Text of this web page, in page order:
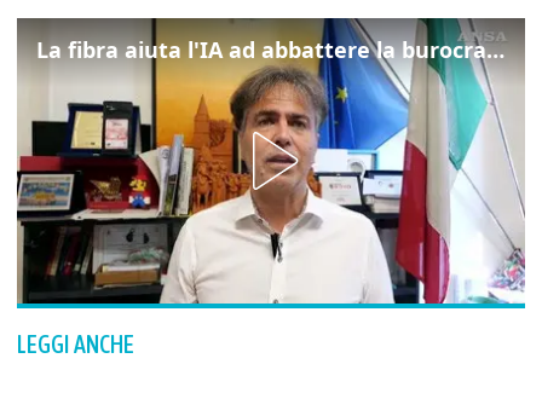
La fibra aiuta l'IA ad abbattere la burocrazia, progetto pilota in Veneto
LEGGI ANCHE